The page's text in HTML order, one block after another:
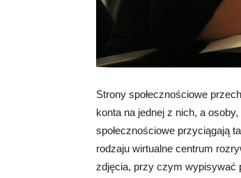
Strony społecznościowe
konta na jednej z nich, a
społecznościowe przyciągają
rodzaju wirtualne centrum
zdjęcia, przy czym wypisywać